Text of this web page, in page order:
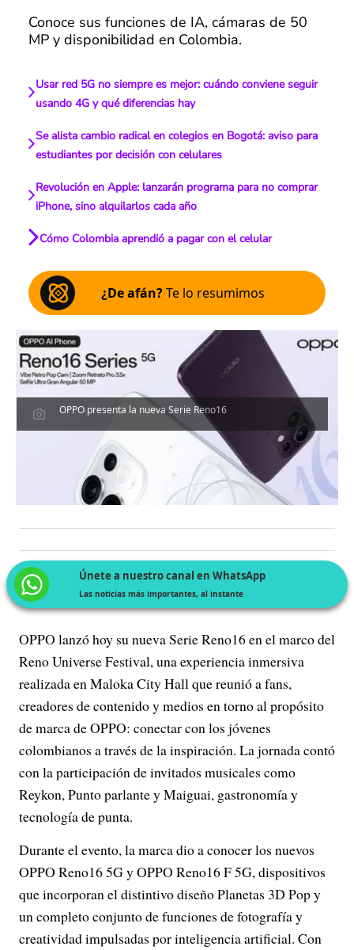
Conoce sus funciones de IA, cámaras de 50
MP y disponibilidad en Colombia.
Usar red 5G no siempre es mejor: cuándo conviene seguir
usando 4G y qué diferencias hay
Se alista cambio radical en colegios en Bogotá: aviso para
estudiantes por decisión con celulares
Revolución en Apple: lanzarán programa para no comprar
iPhone, sino alquilarlos cada año
Cómo Colombia aprendió a pagar con el celular
¿De afán?Te lo resumimos
OPPO presenta la nueva Serie Reno16
Únete a nuestro canal en WhatsApp
Las noticias más importantes, al instante
OPPO lanzó hoy su nueva Serie Reno16 en el marco del
Reno Universe Festival, una experiencia inmersiva
realizada en Maloka City Hall que reunió a fans,
creadores de contenido y medios en torno al propósito
de marca de OPPO: conectar con los jóvenes
colombianos a través de la inspiración. La jornada contó
con la participación de invitados musicales como
Reykon, Punto parlante y Maiguai, gastronomía y
tecnología de punta.
Durante el evento, la marca dio a conocer los nuevos
OPPO Reno16 5G y OPPO Reno16 F 5G, dispositivos
que incorporan el distintivo diseño Planetas 3D Pop y
un completo conjunto de funciones de fotografía y
creatividad impulsadas por inteligencia artificial. Con